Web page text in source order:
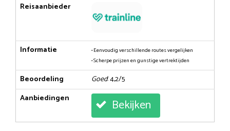
Reisaanbieder
Informatie
• Eenvoudig verschillende routes vergelijken
• Scherpe prijzen en gunstige vertrektijden
Beoordeling Goed: 4,2/5
Aanbiedingen
Bekijken